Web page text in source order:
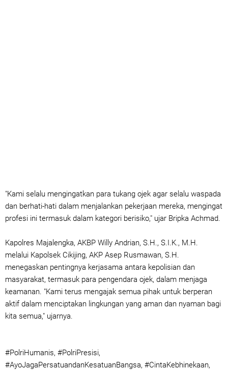
"Kami selalu mengingatkan para tukang ojek agar selalu waspada
dan berhati-hati dalam menjalankan pekerjaan mereka, mengingat
profesi ini termasuk dalam kategori berisiko," ujar Bripka Achmad.
Kapolres Majalengka, AKBP Willy Andrian, S.H., S.I.K., M.H.
melalui Kapolsek Cikijing, AKP Asep Rusmawan, S.H.
menegaskan pentingnya kerjasama antara kepolisian dan
masyarakat, termasuk para pengendara ojek, dalam menjaga
keamanan. "Kami terus mengajak semua pihak untuk berperan
aktif dalam menciptakan lingkungan yang aman dan nyaman bagi
kita semua," ujarnya.
#PolriHumanis, #PolriPresisi,
#AyoJagaPersatuandanKesatuanBangsa, #CintaKebhinekaan,